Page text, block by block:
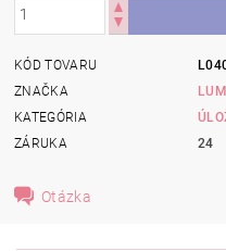
KÓD TOVARU
ZNAČKA
KATEGÓRIA
ZÁRUKA
24
Otázka